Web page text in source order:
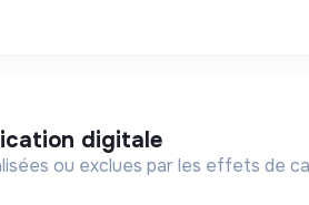
digitale
ou exclues par les effets de